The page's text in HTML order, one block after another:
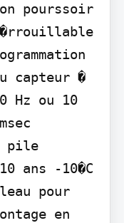
pourssoir
capteur �
Hz ou 10
pile
ans -10�C
pour
en